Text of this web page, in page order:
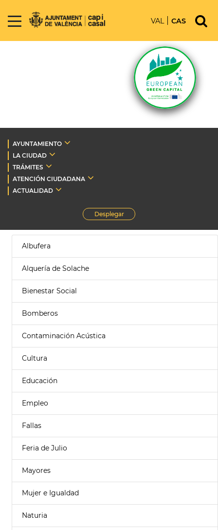
VAL CAS
AYUNTAMIENTO
LA CIUDAD
TRÁMITES
ATENCIÓN CIUDADANA
ACTUALIDAD
Desplegar
Albufera
Alquería de Solache
Bienestar Social
Bomberos
Contaminación Acústica
Cultura
Educación
Empleo
Fallas
Feria de Julio
Mayores
Mujer e Igualdad
Naturia